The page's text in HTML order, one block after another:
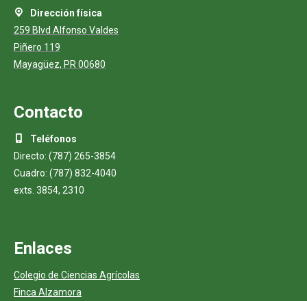
Dirección física
259 Blvd Alfonso Valdes
Piñero 119
Mayagüez, PR 00680
Contacto
Teléfonos
Directo: (787) 265-3854
Cuadro: (787) 832-4040
exts. 3854, 2310
Enlaces
Colegio de Ciencias Agrícolas
Finca Alzamora